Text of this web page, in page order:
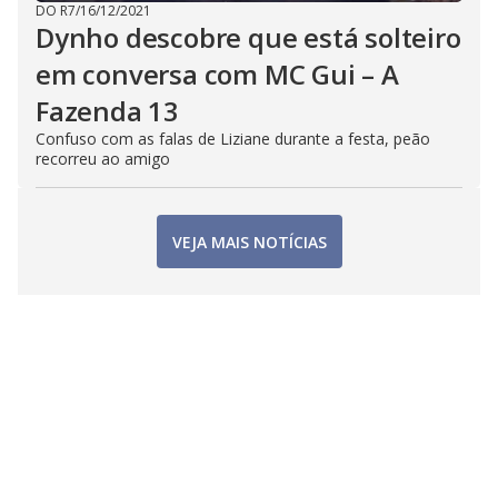
DO R7/16/12/2021
Dynho descobre que está solteiro
em conversa com MC Gui – A
Fazenda 13
Confuso com as falas de Liziane durante a festa, peão
recorreu ao amigo
VEJA MAIS NOTÍCIAS